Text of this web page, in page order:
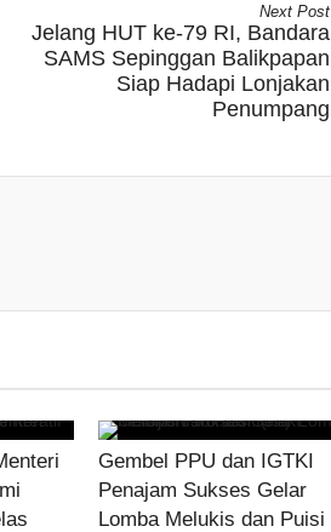
Next Post
Jelang HUT ke-79 RI, Bandara
SAMS Sepinggan Balikpapan
Siap Hadapi Lonjakan
Penumpang
Gembel PPU dan IGTKI
Penajam Sukses Gelar
Lomba Melukis dan Puisi